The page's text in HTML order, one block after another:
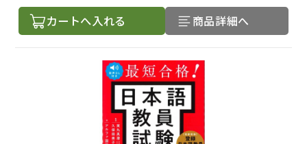
カートへ入れる 商品詳細へ